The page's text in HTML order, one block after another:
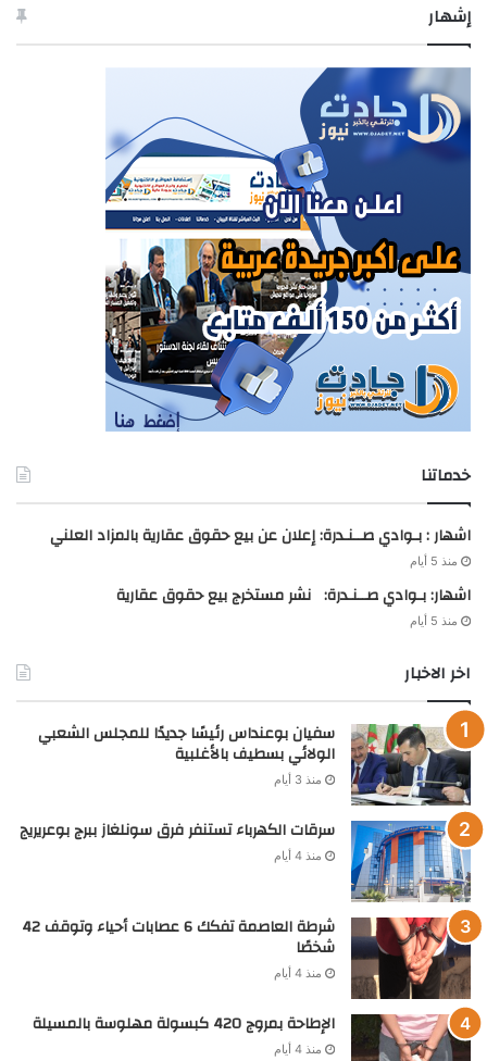
إشهار
خدماتنا
اشهار : بـوادي صــنـدرة: إعلان عن بيع حقوق عقارية بالمزاد العلني
منذ 5 أيام
اشهار: بـوادي صــنـدرة: نشر مستخرج بيع حقوق عقارية
منذ 5 أيام
اخر الاخبار
سفيان بوعنداس رئيسًا جديدًا للمجلس الشعبي
الولائي بسطيف بالأغلبية
منذ 3 أيام
سرقات الكهرباء تستنفر فرق سونلغاز ببرج بوعريريج
منذ 4 أيام
شرطة العاصمة تفكك 6 عصابات أحياء وتوقف 42
شخصًا
منذ 4 أيام
الإطاحة بمروج 420 كبسولة مهلوسة بالمسيلة
منذ 4 أيام